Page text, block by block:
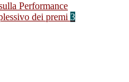
Performance
dei premi 3